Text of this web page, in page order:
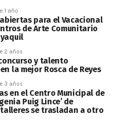
1 año
para el Vacacional
de Arte Comunitario
2 años
y talento
la mejor Rosca de Reyes
3 años
en el Centro Municipal de
Puig Lince’ de
se trasladan a otro